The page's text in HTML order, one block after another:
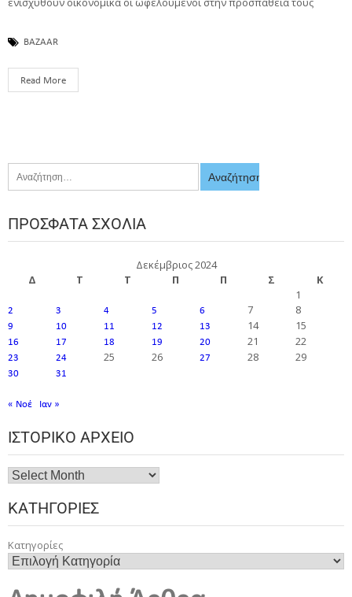
BAZAAR
Read More
ΠΡΌΣΦΑΤΑ ΣΧΌΛΙΑ
Δεκέμβριος 2024
Δ
Τ Τ Π Π Σ
Κ
1
2 3 4 5 6 7 8
9 10 11 12 13 14 15
16 17 18 19 20 21 22
23 24 25 26 27 28 29
30 31
« Νοέ Ιαν »
ΙΣΤΟΡΙΚΌ ΑΡΧΕΊΟ
ΚΑΤΗΓΟΡΊΕΣ
Κατηγορίες